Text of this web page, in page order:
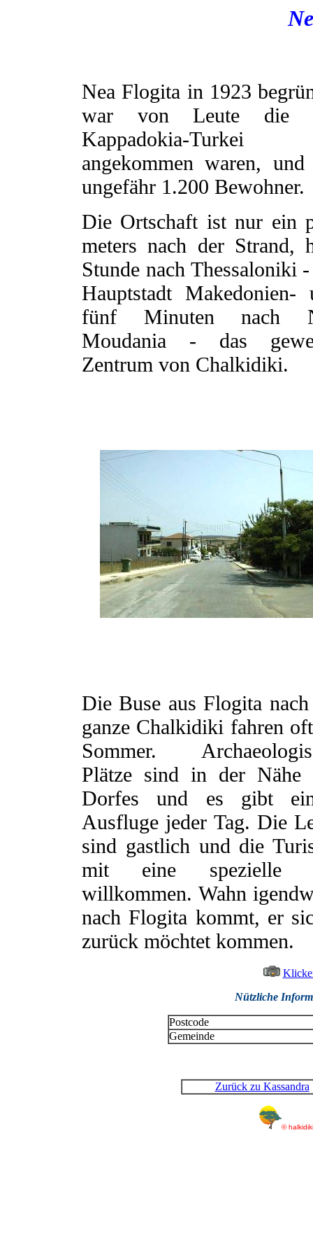
Nea Flogita in 1923
war von Leute die
Kappadokia-Turkei
angekommen waren, und
ungefähr 1.200 Bewohner.
Die Ortschaft ist nur ein
meters nach der Strand,
Stunde nach Thessaloniki
Hauptstadt Makedonien-
fünf Minuten nach
Moudania - das
Zentrum von Chalkidiki.
Die Buse aus Flogita
ganze Chalkidiki fahren
Sommer.
Plätze sind in der Nähe
Dorfes und es gibt
Ausfluge jeder Tag. Die
sind gastlich und die
mit eine spezielle
willkommen. Wahn
nach Flogita kommt, er
zurück möchtet kommen.
Nützliche
Postcode
Gemeinde
Zurück zu Kassandra
©